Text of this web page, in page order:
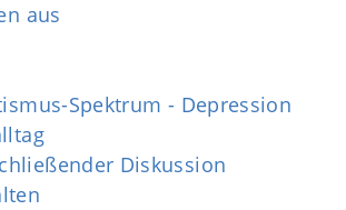
aus
Spektrum - Depression
Diskussion